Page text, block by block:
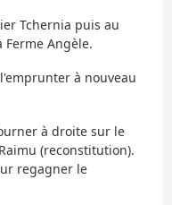
Tchernia puis au
Angèle.
à nouveau
à droite sur le
(reconstitution).
regagner le